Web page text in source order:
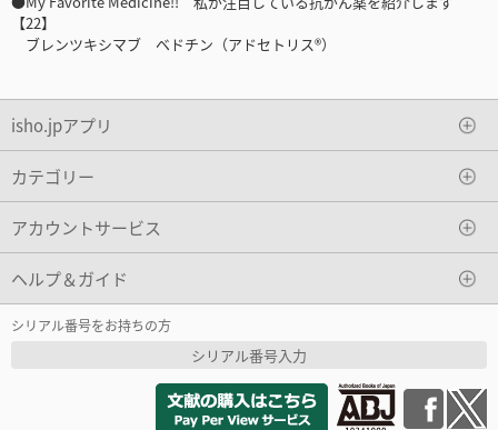
【22】
ブレンツキシマブ ベドチン（アドセトリス®）
isho.jpアプリ
カテゴリー
アカウントサービス
ヘルプ＆ガイド
シリアル番号をお持ちの方
シリアル番号入力